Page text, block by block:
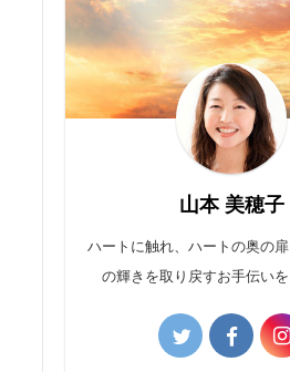
山本 美穂子
ハートに触れ、ハートの奥の
の輝きを取り戻すお手伝い